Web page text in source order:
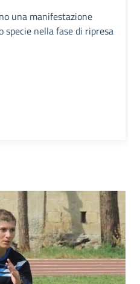
una manifestazione
nella fase di ripresa